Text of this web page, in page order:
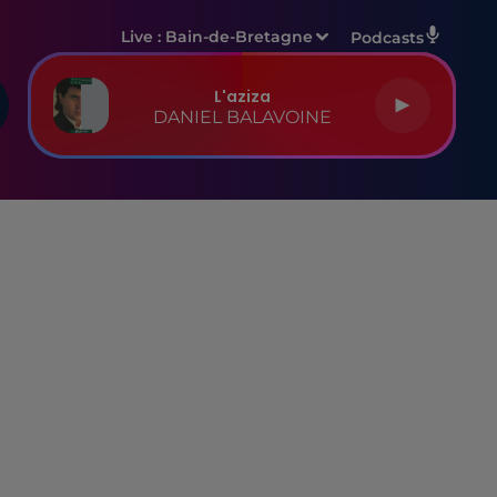
Live : Bain-de-Bretagne Podcasts
L'aziza
DANIEL BALAVOINE